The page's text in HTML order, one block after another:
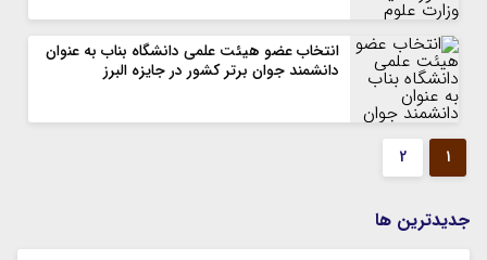
انتخاب عضو هیئت علمی دانشگاه بناب به عنوان
دانشمند جوان برتر کشور در جایزه البرز
1
2
جديدترين ها